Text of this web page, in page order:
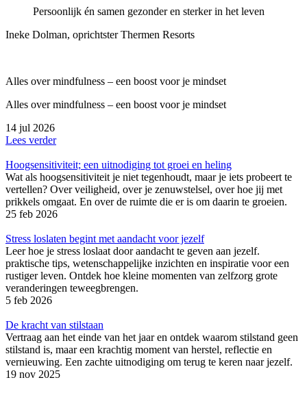
Persoonlijk én samen gezonder en sterker in het leven
Ineke Dolman, oprichtster Thermen Resorts
Alles over mindfulness – een boost voor je mindset
Alles over mindfulness – een boost voor je mindset
14 jul 2026
Lees verder
Hoogsensitiviteit; een uitnodiging tot groei en heling
Wat als hoogsensitiviteit je niet tegenhoudt, maar je iets probeert te
vertellen? Over veiligheid, over je zenuwstelsel, over hoe jij met
prikkels omgaat. En over de ruimte die er is om daarin te groeien.
25 feb 2026
Stress loslaten begint met aandacht voor jezelf
Leer hoe je stress loslaat door aandacht te geven aan jezelf.
praktische tips, wetenschappelijke inzichten en inspiratie voor een
rustiger leven. Ontdek hoe kleine momenten van zelfzorg grote
veranderingen teweegbrengen.
5 feb 2026
De kracht van stilstaan
Vertraag aan het einde van het jaar en ontdek waarom stilstand geen
stilstand is, maar een krachtig moment van herstel, reflectie en
vernieuwing. Een zachte uitnodiging om terug te keren naar jezelf.
19 nov 2025